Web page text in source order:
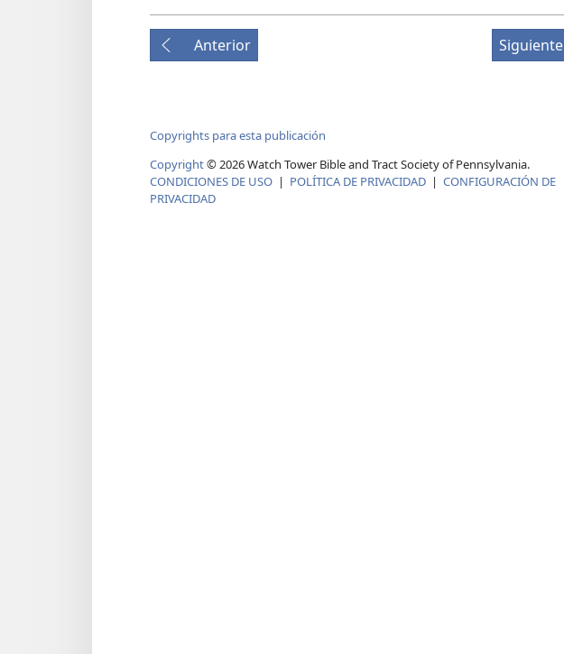
Anterior Siguiente
Copyrights para esta publicación
Copyright©2026Watch Tower Bible and Tract Society of Pennsylvania.
CONDICIONES DE USO | POLÍTICA DE PRIVACIDAD | CONFIGURACIÓN DE
PRIVACIDAD